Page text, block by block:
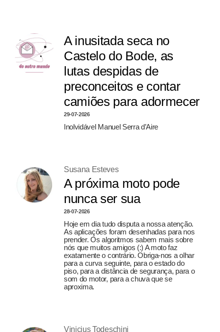
A inusitada seca no
Castelo do Bode, as
lutas despidas de
preconceitos e contar
camiões para adormecer
29-07-2026
Inolvidável Manuel Serra d’Aire
Susana Esteves
A próxima moto pode
nunca ser sua
28-07-2026
Hoje em dia tudo disputa a nossa atenção.
As aplicações foram desenhadas para nos
prender. Os algoritmos sabem mais sobre
nós que muitos amigos (:) A moto faz
exatamente o contrário. Obriga-nos a olhar
para a curva seguinte, para o estado do
piso, para a distância de segurança, para o
som do motor, para a chuva que se
aproxima.
Vinicius Todeschini